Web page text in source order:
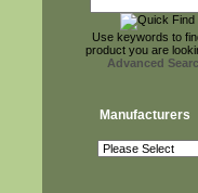
Use keywords to
product you are
Advanced
Manufacturers